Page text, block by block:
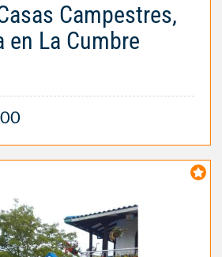
Campestres,
en La Cumbre